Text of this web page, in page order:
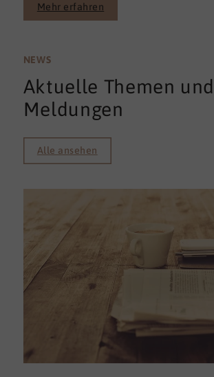
Mehr erfahren
NEWS
Aktuelle Themen und
Meldungen
Alle ansehen